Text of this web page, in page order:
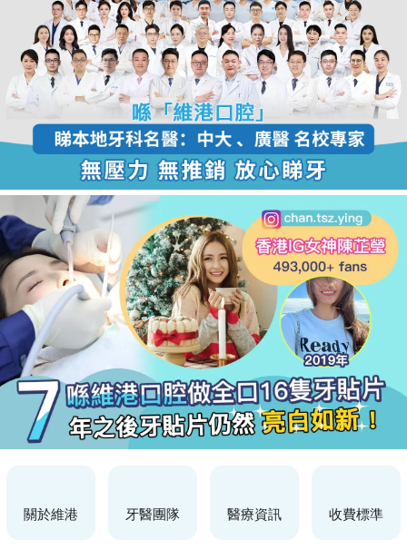
關於維港 牙醫團隊 醫療資訊 收費標準